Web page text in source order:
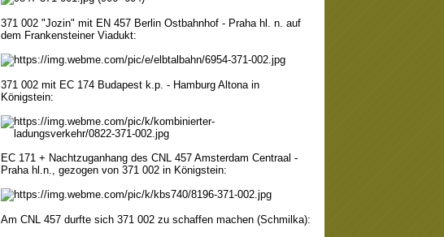
371 002 "Jozin" mit EN 457 Berlin Ostbahnhof - Praha hl. n. auf
dem Frankensteiner Viadukt:
371 002 mit EC 174 Budapest k.p. - Hamburg Altona in
Königstein:
EC 171 + Nachtzuganhang des CNL 457 Amsterdam Centraal -
Praha hl.n., gezogen von 371 002 in Königstein:
Am CNL 457 durfte sich 371 002 zu schaffen machen (Schmilka):